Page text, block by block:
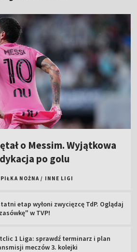
o Messim. Wyjątkowa
po golu
PIŁKA NOŻNA / INNE LIGI
etap wyłoni zwycięzcę TdP. Oglądaj
w TVP!
1 Liga: sprawdź terminarz i plan
meczów 3. kolejki